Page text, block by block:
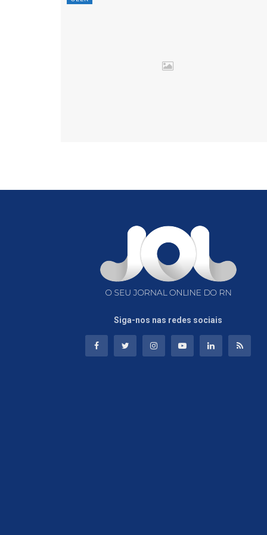
Siga-nos nas redes sociais